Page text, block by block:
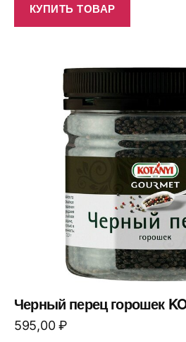
КУПИТЬ ТОВАР
Черный перец горошек
595,00₽